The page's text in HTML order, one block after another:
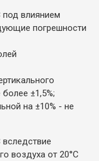
влиянием
погрешности
±1,5%;
на ±10% - не
воздуха от 20°С